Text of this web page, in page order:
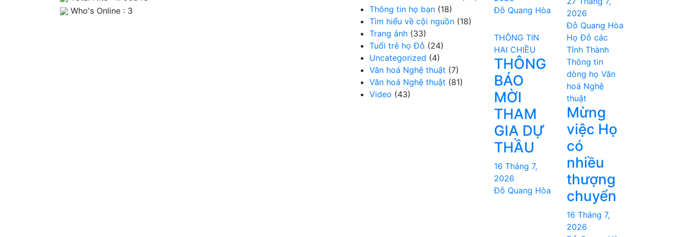
Who's Online : 3
Thông tin họ bạn (18)
Tìm hiểu về cội nguồn (18)
Trang ảnh (33)
Tuổi trẻ họ Đỗ (24)
Uncategorized (4)
Văn hoá Nghệ thuật (7)
Văn hoá Nghệ thuật (81)
Video (43)
Đỗ Quang Hòa
2026
Đỗ Quang Hòa
THÔNG TIN
HAI CHIỀU
THÔNG
BÁO
MỜI
THAM
GIA DỰ
THẦU
16 Tháng 7,
2026
Đỗ Quang Hòa
Họ Đỗ các
Tỉnh Thành
Thông tin
dòng họ Văn
hoá Nghệ
thuật
Mừng
việc Họ
có
nhiều
thượng
chuyển
16 Tháng 7,
2026